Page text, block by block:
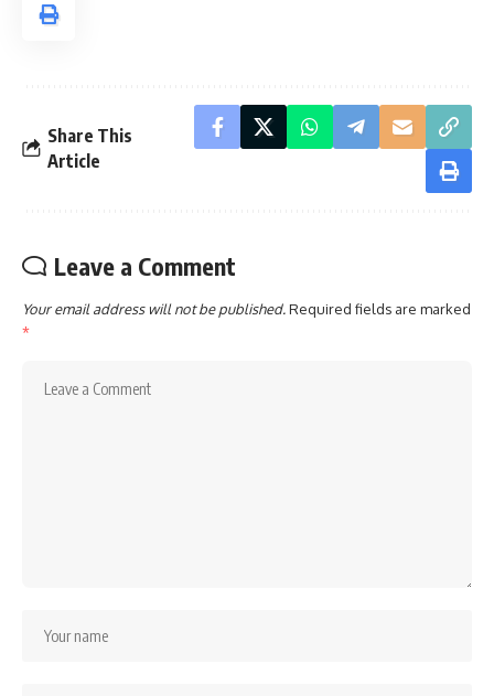
Share This
Article
Leave a Comment
Your email address will not be published.Required fields are marked
*